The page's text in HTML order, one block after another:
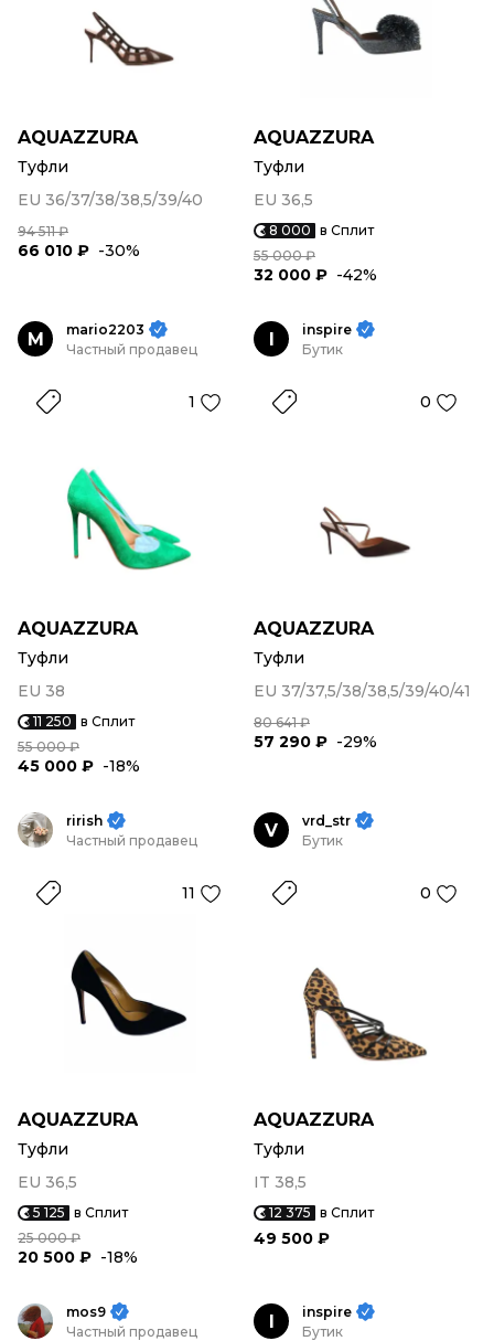
AQUAZZURA
Туфли
EU 36/37/38/38,5/39/40
94 511 ₽
66 010 ₽ -30%
AQUAZZURA
Туфли
EU 36,5
8 000 в Сплит
55 000 ₽
32 000 ₽ -42%
M
mario2203
Частный продавец
1
AQUAZZURA
Туфли
EU 38
11 250 в Сплит
55 000 ₽
45 000 ₽ -18%
I
inspire
Бутик
0
AQUAZZURA
Туфли
EU 37/37,5/38/38,5/39/40/41
80 641 ₽
57 290 ₽ -29%
rirish
Частный продавец
11
AQUAZZURA
Туфли
EU 36,5
5 125 в Сплит
25 000 ₽
20 500 ₽ -18%
V
vrd_str
Бутик
0
AQUAZZURA
Туфли
IT 38,5
12 375 в Сплит
49 500 ₽
mos9
Частный продавец
I
inspire
Бутик